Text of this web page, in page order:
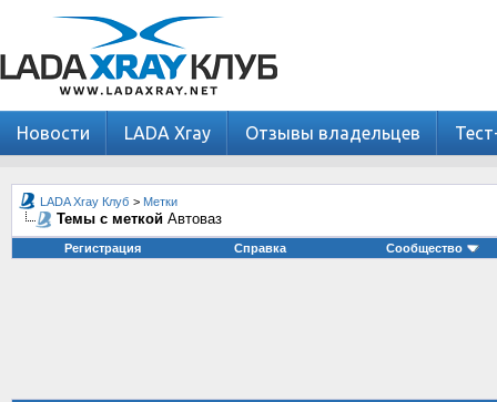
Новости LADA Xray Отзывы владельцев
LADA Xray Клуб > Метки
Темы с меткой Автоваз
Регистрация Справка Сообщество